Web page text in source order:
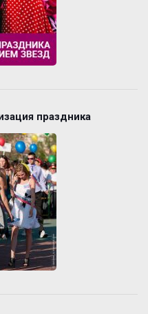
праздника